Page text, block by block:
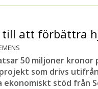
till att förbättra
50 miljoner
som drivs utifrån
ekonomiskt stöd från